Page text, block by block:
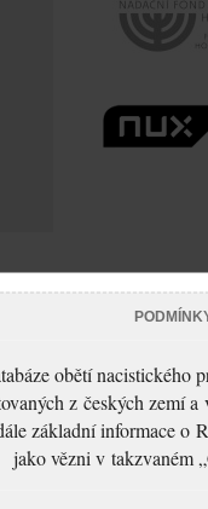
obětí nacistického
z českých zemí
základní informace o
jako vězni v takzvaném